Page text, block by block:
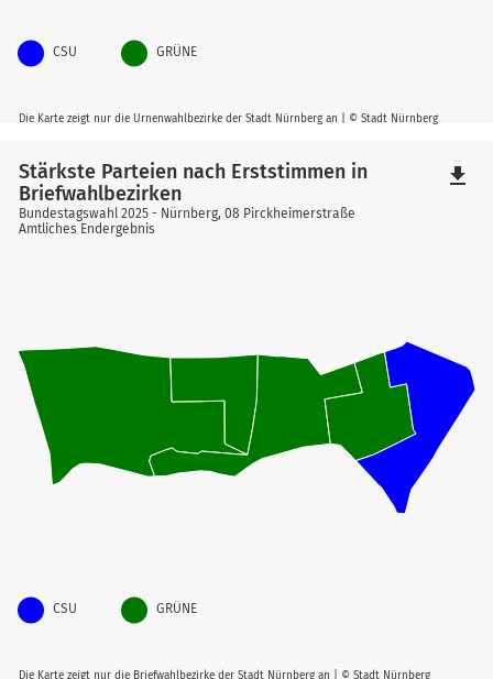
Die Karte zeigt nur die Urnenwahlbezirke der Stadt Nürnberg an | © Stadt Nürnberg
CSU GRÜNE
Die Karte zeigt nur die Briefwahlbezirke der Stadt Nürnberg an | © Stadt Nürnberg
Stärkste Parteien nach Erststimmen in
Briefwahlbezirken
Bundestagswahl 2025 - Nürnberg, 08 Pirckheimerstraße
Amtliches Endergebnis
CSU GRÜNE
file_download